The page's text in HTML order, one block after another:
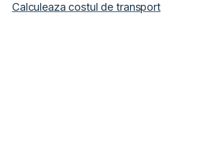
Calculeaza costul de transport